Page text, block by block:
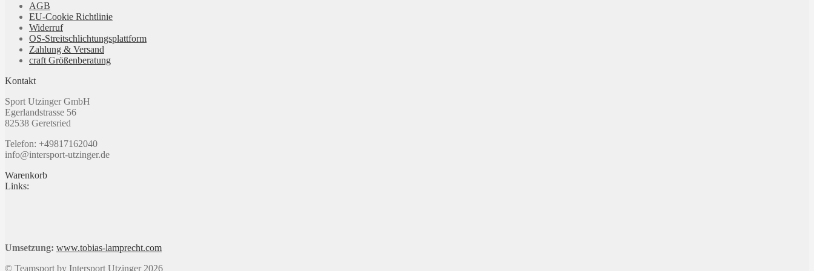
AGB
EU-Cookie Richtlinie
Widerruf
OS-Streitschlichtungsplattform
Zahlung & Versand
craft Größenberatung
Kontakt
Sport Utzinger GmbH
Egerlandstrasse 56
82538 Geretsried
Telefon: +49817162040
info@intersport-utzinger.de
Warenkorb
Links:
Umsetzung: www.tobias-lamprecht.com
© Teamsport by Intersport Utzinger 2026